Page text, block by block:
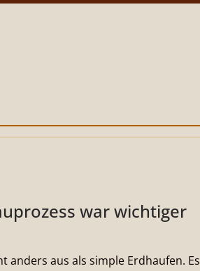
war wichtiger
anders aus als simple Erdhaufen. Es